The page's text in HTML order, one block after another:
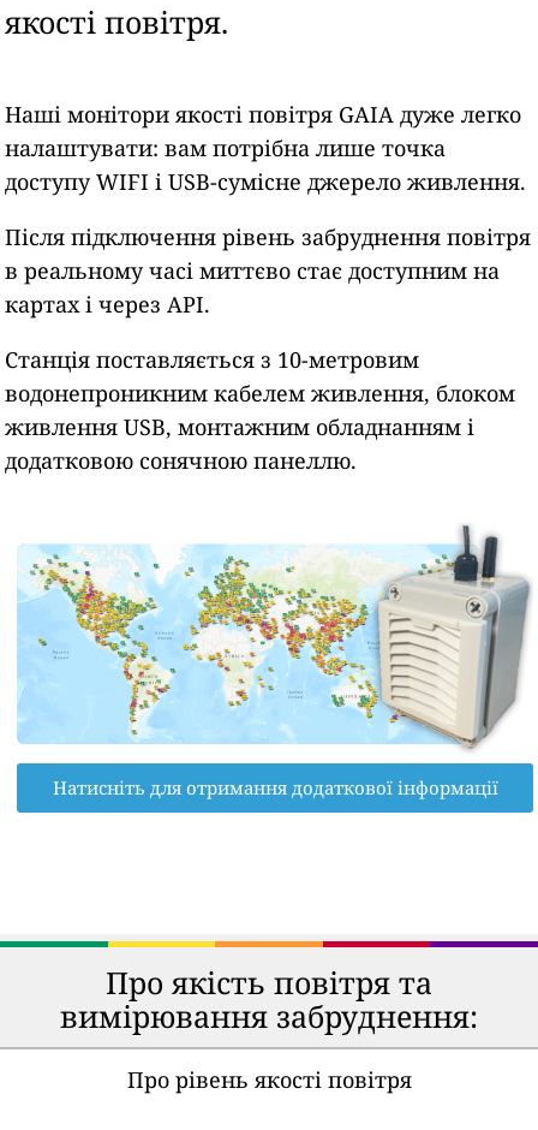
якості повітря.
Наші монітори якості повітря GAIA дуже легко
налаштувати: вам потрібна лише точка
доступу WIFI і USB-сумісне джерело живлення.
Після підключення рівень забруднення повітря
в реальному часі миттєво стає доступним на
картах і через API.
Станція поставляється з 10-метровим
водонепроникним кабелем живлення, блоком
живлення USB, монтажним обладнанням і
додатковою сонячною панеллю.
Натисніть для отримання додаткової інформації
Про якість повітря та
вимірювання забруднення:
Про рівень якості повітря